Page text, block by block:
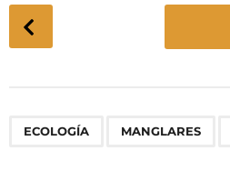
P
o
ECOLOGÍA MANGLARES